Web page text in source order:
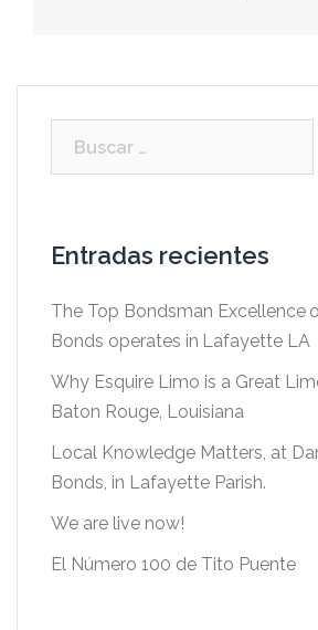
Entradas recientes
The Top Bondsman Excellence
Bonds operates in Lafayette LA
Why Esquire Limo is a Great
Baton Rouge, Louisiana
Local Knowledge Matters, at
Bonds, in Lafayette Parish.
We are live now!
El Número 100 de Tito Puente